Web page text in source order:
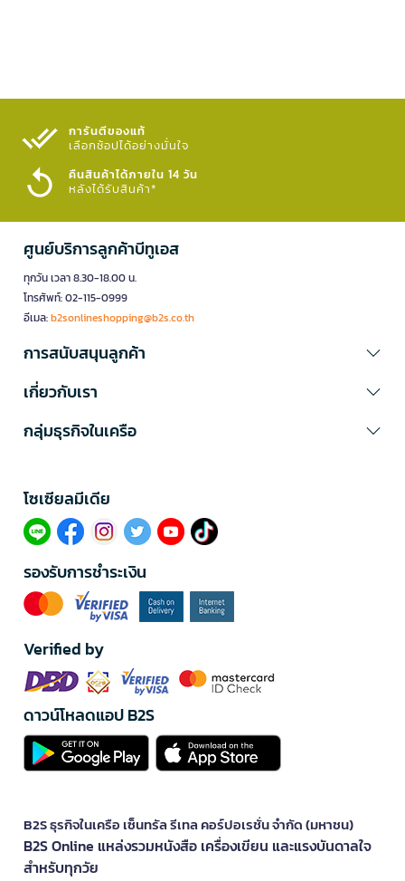
การันตีของแท้
เลือกช้อปได้อย่างมั่นใจ​
คืนสินค้าได้ภายใน 14 วัน
หลังได้รับสินค้า*
ศูนย์บริการลูกค้าบีทูเอส
ทุกวัน เวลา 8.30-18.00 น.
โทรศัพท์: 02-115-0999
อีเมล:b2sonlineshopping@b2s.co.th
การสนับสนุนลูกค้า
เกี่ยวกับเรา
กลุ่มธุรกิจในเครือ
โซเซียลมีเดีย​
รองรับการชำระเงิน
Verified by
ดาวน์โหลดแอป B2S
B2S ธุรกิจในเครือ เซ็นทรัล รีเทล คอร์ปอเรชั่น จำกัด (มหาชน)
B2S Online แหล่งรวมหนังสือ เครื่องเขียน และแรงบันดาลใจ
สำหรับทุกวัย